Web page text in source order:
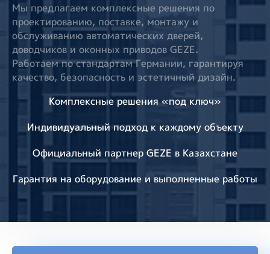
Мы предлагаем комплексные решения по
проектированию, поставке, монтажу и
обслуживанию автоматических дверей,
доводчиков и оконных приводов GEZE.
Работаем по стандартам Германии, гарантируя
качество, безопасность и эстетичный дизайн.
Комплексные решения «под ключ»
Индивидуальный подход к каждому объекту
Официальный партнер GEZE в Казахстане
Гарантия на оборудование и выполненные работы